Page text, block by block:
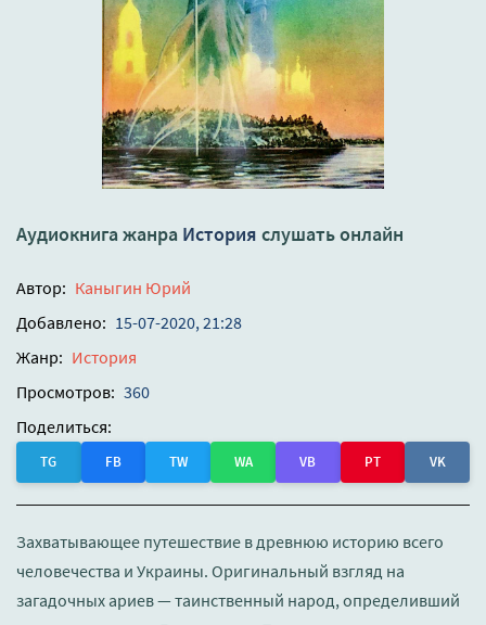
Аудиокнига жанра История слушать онлайн
Автор: Каныгин Юрий
Добавлено: 15-07-2020, 21:28
Жанр: История
Просмотров: 360
Поделиться:
TG FB TW WA VB PT VK
Захватывающее путешествие в древнюю историю всего
человечества и Украины. Оригинальный взгляд на
загадочных ариев — таинственный народ, определивший